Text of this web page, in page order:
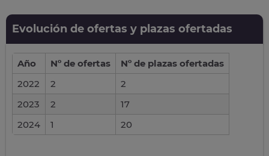
Evolución de ofertas y plazas ofertadas
Año Nº de ofertas
Nº de plazas ofertadas
2022
2
2
2023
2
17
2024
1 20